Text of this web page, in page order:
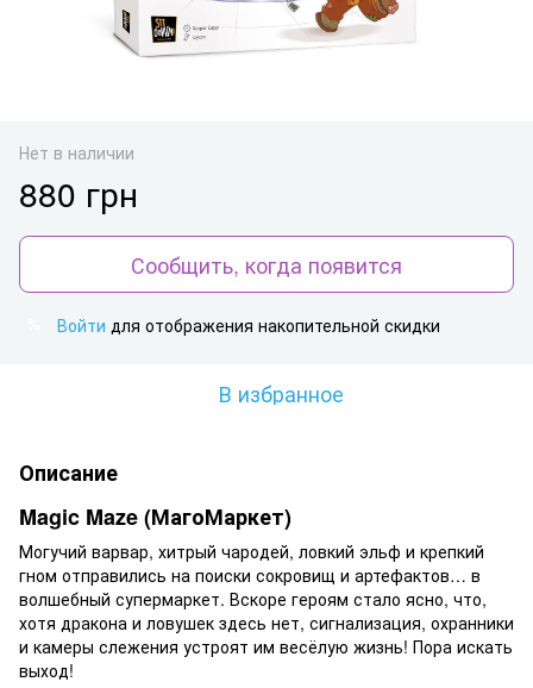
Нет в наличии
880 грн
Сообщить, когда появится
Войти для отображения накопительной скидки
В избранное
Описание
Magic Maze (МагоМаркет)
Могучий варвар, хитрый чародей, ловкий эльф и крепкий
гном отправились на поиски сокровищ и артефактов… в
волшебный супермаркет. Вскоре героям стало ясно, что,
хотя дракона и ловушек здесь нет, сигнализация, охранники
и камеры слежения устроят им весёлую жизнь! Пора искать
выход!